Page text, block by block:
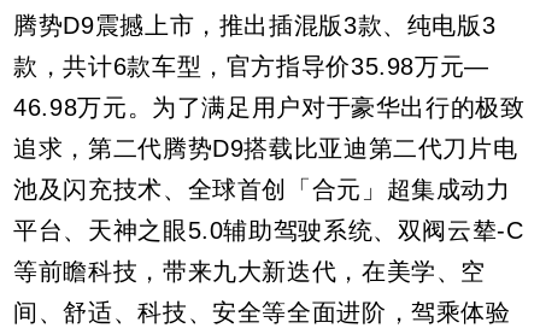
腾势D9震撼上市，推出插混版3款、纯电版3
款，共计6款车型，官方指导价35.98万元—
46.98万元。为了满足用户对于豪华出行的极致
追求，第二代腾势D9搭载比亚迪第二代刀片电
池及闪充技术、全球首创「合元」超集成动力
平台、天神之眼5.0辅助驾驶系统、双阀云辇-C
等前瞻科技，带来九大新迭代，在美学、空
间、舒适、科技、安全等全面进阶，驾乘体验